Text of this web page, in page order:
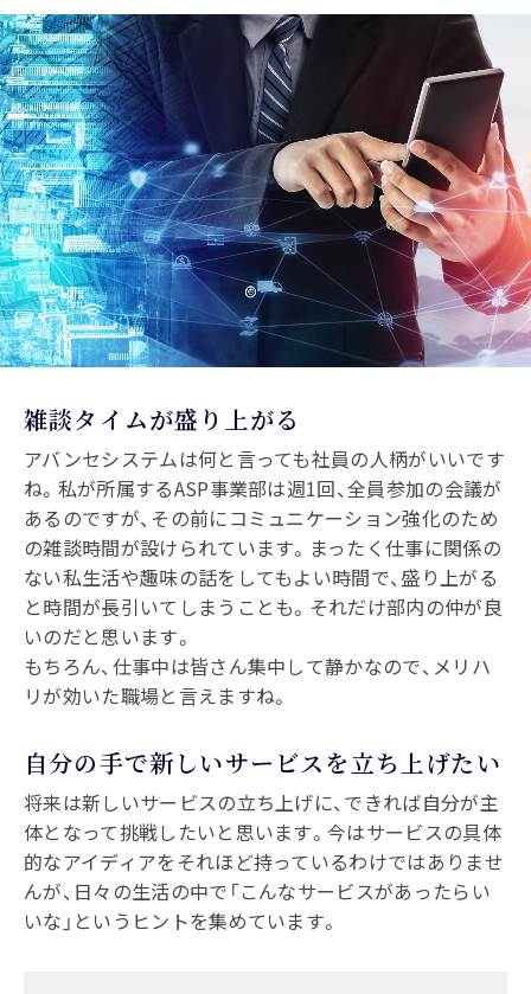
雑談タイムが盛り上がる
アバンセシステムは何と言っても社員の人柄がいいです
ね。私が所属するASP事業部は週1回、全員参加の会議が
あるのですが、その前にコミュニケーション強化のため
の雑談時間が設けられています。まったく仕事に関係の
ない私生活や趣味の話をしてもよい時間で、盛り上がる
と時間が長引いてしまうことも。それだけ部内の仲が良
いのだと思います。
もちろん、仕事中は皆さん集中して静かなので、メリハ
リが効いた職場と言えますね。
自分の手で新しいサービスを立ち上げたい
将来は新しいサービスの立ち上げに、できれば自分が主
体となって挑戦したいと思います。今はサービスの具体
的なアイディアをそれほど持っているわけではありませ
んが、日々の生活の中で「こんなサービスがあったらい
いな」というヒントを集めています。